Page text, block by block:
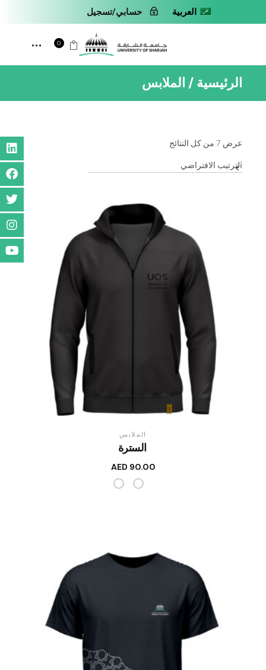
العربية حسابي/تسجيل
0
الرئيسية الملابس
عرض ⁦7⁩ من كل النتائج
الترتيب الافتراضي
الملابس
السترة
AED 90.00